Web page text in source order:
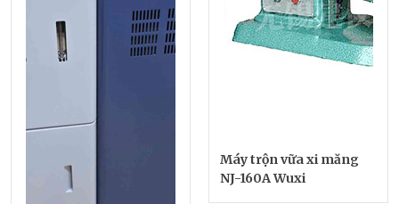
Máy trộn vữa xi măng
NJ-160A Wuxi